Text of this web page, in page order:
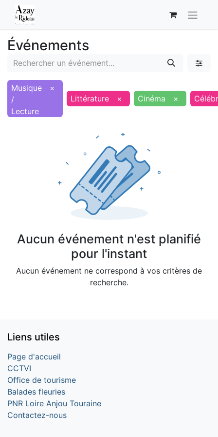
Événements
Musique
/
Lecture
×
Littérature
× Cinéma ×
Aucun événement n'est planifié
pour l'instant
Aucun événement ne correspond à vos critères de
recherche.
Liens utiles
Page d'accueil
CCTVI
Office de tourisme
Balades fleuries
PNR Loire Anjou Touraine
Contactez-nous